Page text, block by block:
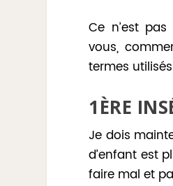
Ce n’est
vous,
termes
1ÈRE
Je dois
d’enfant est
faire mal et